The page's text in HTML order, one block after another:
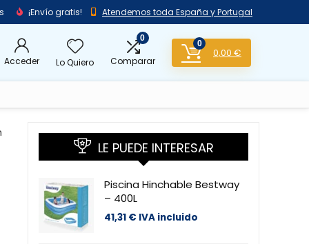
¡Envío gratis! Atendemos toda España y Portugal
Acceder Lo Quiero
0
Comparar
0
0,00 €
LE PUEDE INTERESAR
Piscina Hinchable Bestway
– 400L
41,31 € IVA incluido